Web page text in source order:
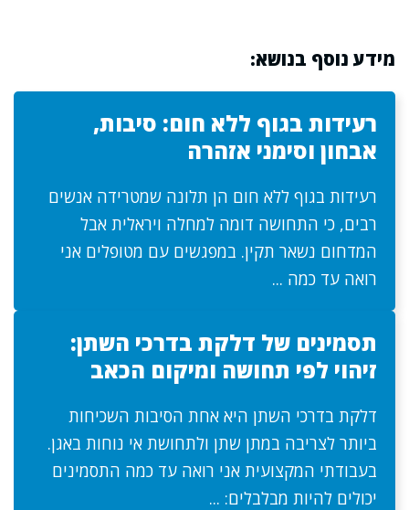
מידע נוסף בנושא:
רעידות בגוף ללא חום: סיבות,
אבחון וסימני אזהרה
רעידות בגוף ללא חום הן תלונה שמטרידה אנשים
רבים, כי התחושה דומה למחלה ויראלית אבל
המדחום נשאר תקין. במפגשים עם מטופלים אני
רואה עד כמה ...
תסמינים של דלקת בדרכי השתן:
זיהוי לפי תחושה ומיקום הכאב
דלקת בדרכי השתן היא אחת הסיבות השכיחות
ביותר לצריבה במתן שתן ולתחושת אי נוחות באגן.
בעבודתי המקצועית אני רואה עד כמה התסמינים
יכולים להיות מבלבלים: ...